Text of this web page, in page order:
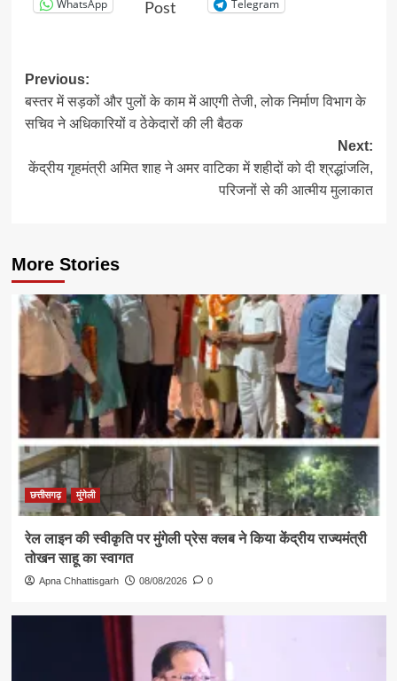
WhatsApp Post Telegram
Post
navigation
Previous:
बस्तर में सड़कों और पुलों के काम में आएगी तेजी, लोक निर्माण विभाग के
सचिव ने अधिकारियों व ठेकेदारों की ली बैठक
Next:
केंद्रीय गृहमंत्री अमित शाह ने अमर वाटिका में शहीदों को दी श्रद्धांजलि,
परिजनों से की आत्मीय मुलाकात
More Stories
छत्तीसगढ़ मुंगेली
रेल लाइन की स्वीकृति पर मुंगेली प्रेस क्लब ने किया केंद्रीय राज्यमंत्री
तोखन साहू का स्वागत
Apna Chhattisgarh 08/08/2026 0